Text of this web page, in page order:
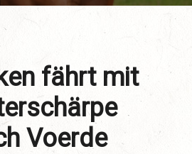
fährt mit
Voerde